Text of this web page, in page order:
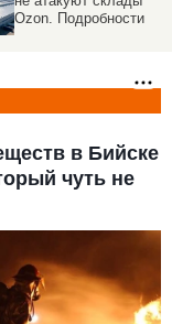
Ozon. Подробности
в Бийске
чуть не